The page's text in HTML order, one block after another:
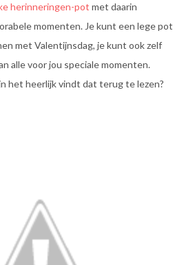
herinneringen-pot met daarin
momenten. Je kunt een lege pot
met Valentijnsdag, je kunt ook zelf
alle voor jou speciale momenten.
het heerlijk vindt dat terug te lezen?